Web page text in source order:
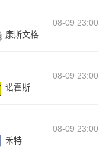
08-09 23:00
康斯文格
08-09 23:00
诺霍斯
08-09 23:00
禾特